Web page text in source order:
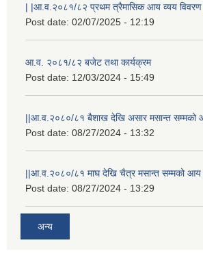
| |आ.व.२०८१/८२ प्रथम त्रैमासिक आय व्यय
Post date: 02/07/2025 - 12:19
आ.व. २०८१/८२ बजेट तथा कार्यक्रम
Post date: 12/03/2024 - 15:49
||आ.व.२०८०/८१ बैशाख देखि असार मसान्त सम्मको
Post date: 08/27/2024 - 13:32
||आ.व.२०८०/८१ माघ देखि चैत्र मसान्त सम्मको आय
Post date: 08/27/2024 - 13:29
अन्य